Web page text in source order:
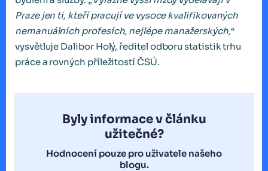
Praze jen ti, kteří pracují ve vysoce kvalifikovaných
nemanuálních profesích, nejlépe manažerských,“
vysvětluje Dalibor Holý, ředitel odboru statistik trhu
práce a rovných příležitostí ČSÚ.
Byly informace v článku
užitečné?
Hodnocení pouze pro uživatele našeho
blogu.